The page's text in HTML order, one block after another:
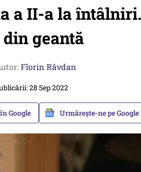
a II-a la
geantă
Florin Răvdan
28 Sep 2022
Google Urmărește-ne pe Google